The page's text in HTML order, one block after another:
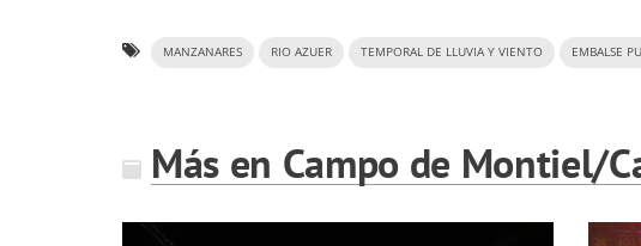
MANZANARES RIO AZUER TEMPORAL DE LLUVIA Y VIENTO EMBALSE
Más en Campo de Montiel/